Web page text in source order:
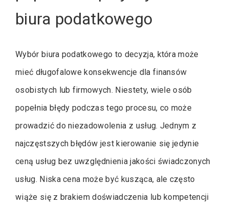
biura podatkowego
Wybór biura podatkowego to decyzja, która może
mieć długofalowe konsekwencje dla finansów
osobistych lub firmowych. Niestety, wiele osób
popełnia błędy podczas tego procesu, co może
prowadzić do niezadowolenia z usług. Jednym z
najczęstszych błędów jest kierowanie się jedynie
ceną usług bez uwzględnienia jakości świadczonych
usług. Niska cena może być kusząca, ale często
wiąże się z brakiem doświadczenia lub kompetencji